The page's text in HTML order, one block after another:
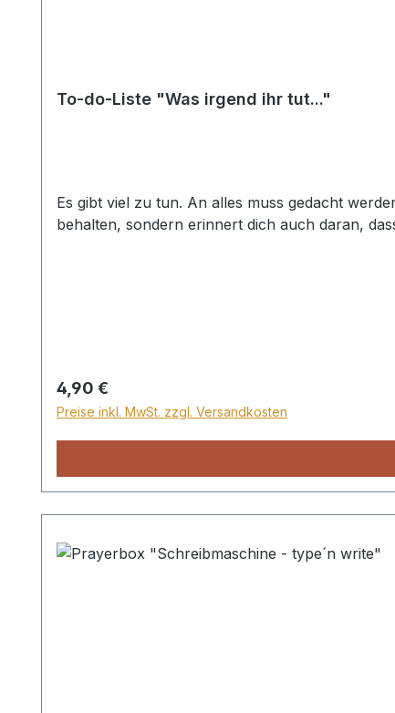
To-do-Liste "Was irgend ihr tut..."
Es gibt viel zu tun. An alles muss gedacht
behalten, sondern erinnert dich auch daran,
Regulärer Preis:
4,90 €
Preise inkl. MwSt. zzgl. Versandkosten